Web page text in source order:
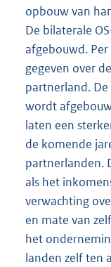
opbouw van
De bilaterale
afgebouwd. Per
gegeven over
partnerland.
wordt
laten een
de komende
partnerlanden.
als het
verwachting
en mate van
het
landen zelf ten